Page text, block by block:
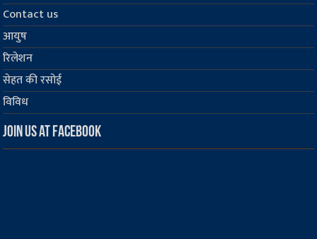
Contact us
आयुष
रिलेशन
सेहत की रसोई
विविध
Join us at Facebook